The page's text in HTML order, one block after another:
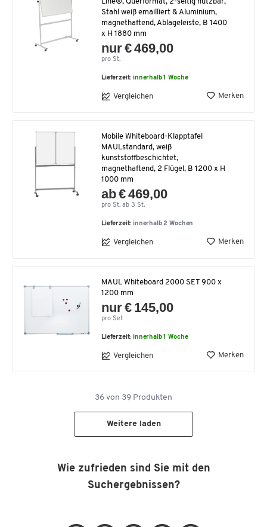
Line®, Querformat, 2-seitig nutzbar,
Stahl weiß emailliert & Aluminium,
magnethaftend, Ablageleiste, B 1400
x H 1880 mm
nur € 469,00
pro St.
Lieferzeit:innerhalb 1 Woche
Vergleichen Merken
Mobile Whiteboard-Klapptafel
MAULstandard, weiß
kunststoffbeschichtet,
magnethaftend, 2 Flügel, B 1200 x H
1000 mm
ab € 469,00
pro St. ab 3 St.
Lieferzeit: innerhalb 2 Wochen
Vergleichen Merken
MAUL Whiteboard 2000 SET 900 x
1200 mm
nur € 145,00
pro Set
Lieferzeit:innerhalb 1 Woche
Vergleichen Merken
36 von 39 Produkten
Weitere laden
Wie zufrieden sind Sie mit den
Suchergebnissen?